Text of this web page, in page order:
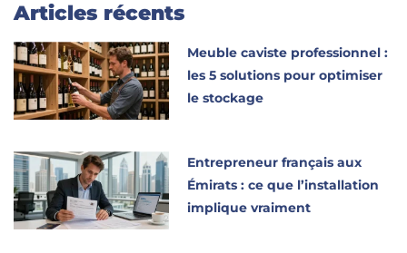
Articles récents
Meuble caviste professionnel :
les 5 solutions pour optimiser
le stockage
Entrepreneur français aux
Émirats : ce que l’installation
implique vraiment